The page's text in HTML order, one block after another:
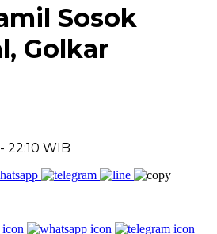
Sosok
Golkar
22:10 WIB